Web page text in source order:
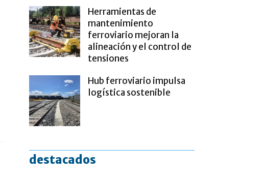
Herramientas de
mantenimiento
ferroviario mejoran la
alineación y el control de
tensiones
Hub ferroviario impulsa
logística sostenible
destacados